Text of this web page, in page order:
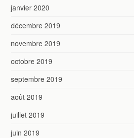
janvier 2020
décembre 2019
novembre 2019
octobre 2019
septembre 2019
août 2019
juillet 2019
juin 2019